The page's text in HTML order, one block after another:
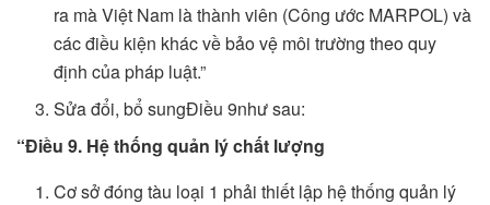
ra mà Việt Nam là thành viên (Công ước MARPOL) và
các điều kiện khác về bảo vệ môi trường theo quy
định của pháp luật.”
Sửa đổi, bổ sungĐiều 9như sau:
“Điều 9. Hệ thống quản lý chất lượng
Cơ sở đóng tàu loại 1 phải thiết lập hệ thống quản lý